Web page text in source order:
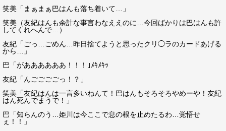
笑美「まぁまぁ巴はんも落ち着いて…」
笑美（友紀はんも余計な事言わなええのに…今回ばかりは巴はんも許
してくれへんで…）
友紀「ごっ…ごめん…昨日捨てようと思ったクリ◯ラのカードあげる
から…」
巴「がああああああ！！！｣ﾒｷﾒｷｯ
友紀「んごごごごっ！？」
笑美「友紀はんは一言多いねんて！巴はんもそろそろやめーや！友紀
はん死んでまうで！」
巴「知らんのう…姫川は今ここで息の根を止めたるわ…覚悟せ
ぇ！！」